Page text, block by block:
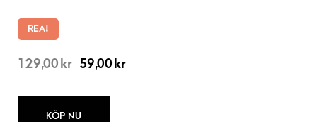
REA!
129,00kr 59,00 kr
KÖP NU